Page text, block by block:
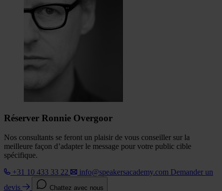
Réserver Ronnie Overgoor
Nos consultants se feront un plaisir de vous conseiller sur la
meilleure façon d’adapter le message pour votre public cible
spécifique.
+31 10 433 33 22
info@speakersacademy.com Demander un
devis
Chattez avec nous